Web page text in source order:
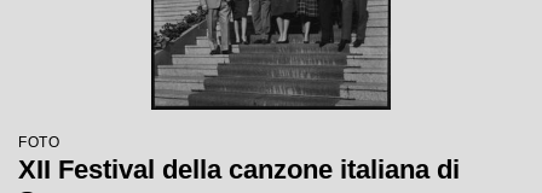
FOTO
XII Festival della canzone italiana di